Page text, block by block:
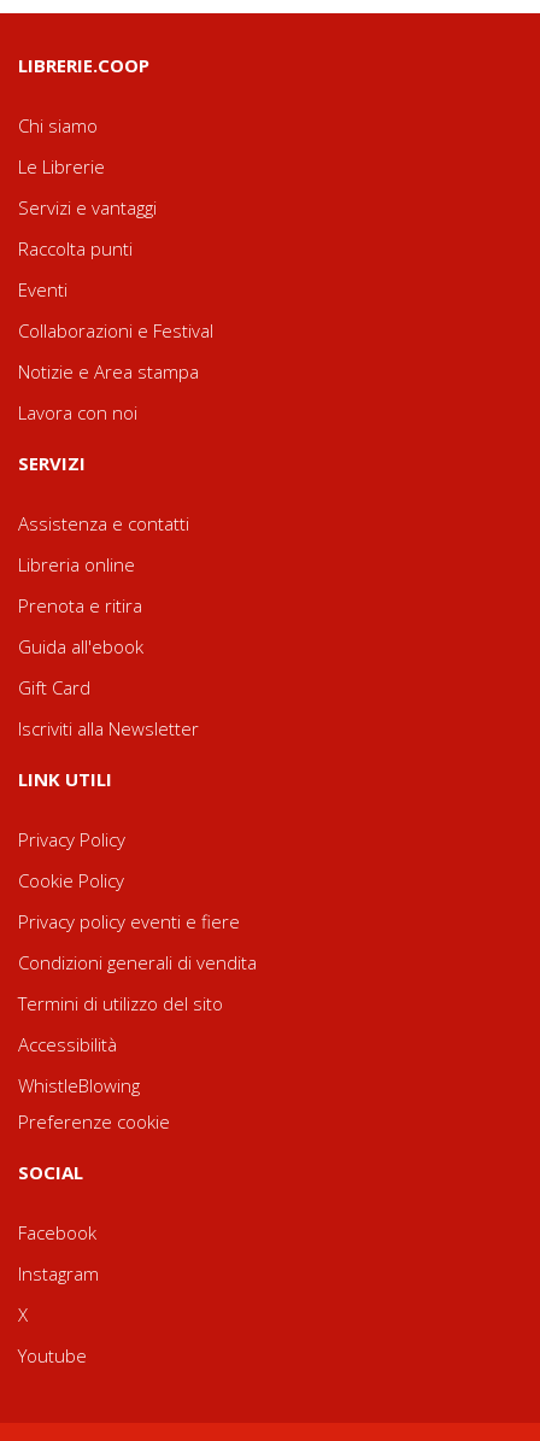
LIBRERIE.COOP
Chi siamo
Le Librerie
Servizi e vantaggi
Raccolta punti
Eventi
Collaborazioni e Festival
Notizie e Area stampa
Lavora con noi
SERVIZI
Assistenza e contatti
Libreria online
Prenota e ritira
Guida all'ebook
Gift Card
Iscriviti alla Newsletter
LINK UTILI
Privacy Policy
Cookie Policy
Privacy policy eventi e fiere
Condizioni generali di vendita
Termini di utilizzo del sito
Accessibilità
WhistleBlowing
Preferenze cookie
SOCIAL
Facebook
Instagram
X
Youtube